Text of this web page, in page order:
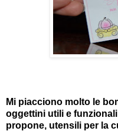
Mi piacciono molto le
oggettini utili e
propone, utensili per la